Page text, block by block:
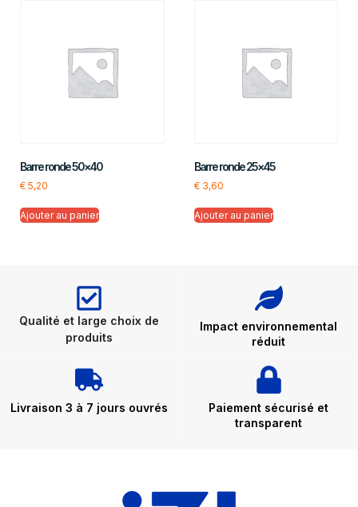
Barre ronde 50×40
€ 5,20
Ajouter au panier
Barre ronde 25×45
€3,60
Ajouter au panier
Qualité et large choix de
produits
Impact environnemental
réduit
Livraison 3 à 7 jours ouvrés
Paiement sécurisé et
transparent